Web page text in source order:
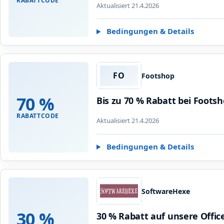
Aktualisiert 21.4.2026
Bedingungen & Details
70 %
RABATTCODE
FO Footshop
Bis zu 70 % Rabatt bei
Aktualisiert 21.4.2026
Bedingungen & Details
30 %
SoftwareHexe
30 % Rabatt auf unsere